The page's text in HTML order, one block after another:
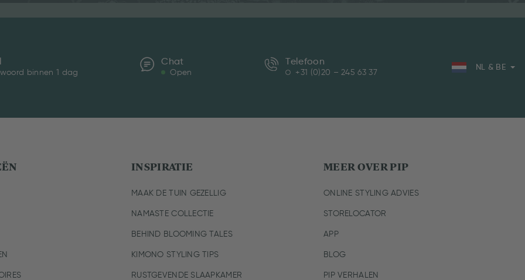
binnen 1 dag
Chat
Open
Telefoon
+31 (0)20 – 245 63 37
NL & BE
INSPIRATIE
MAAK DE TUIN GEZELLIG
NAMASTE COLLECTIE
BEHIND BLOOMING TALES
KIMONO STYLING TIPS
RUSTGEVENDE SLAAPKAMER
MEER OVER PIP
ONLINE STYLING ADVIES
STORELOCATOR
APP
BLOG
PIP VERHALEN